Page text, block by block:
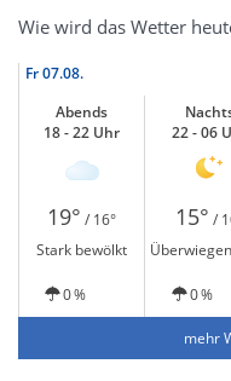
Wie wird das Wetter
Fr07.08.
Abends
18 - 22 Uhr
22 - 06
19° / 16° 15° /
Stark bewölkt
0 % 0 %
mehr